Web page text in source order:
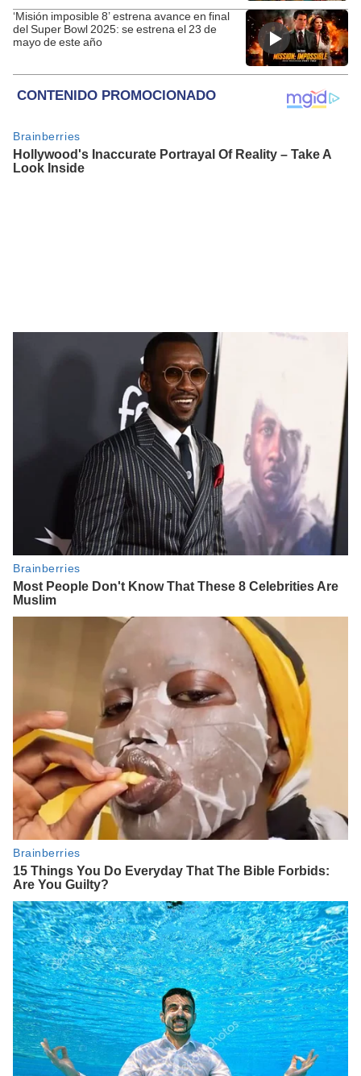
‘Misión imposible 8’ estrena avance en final
del Super Bowl 2025: se estrena el 23 de
mayo de este año